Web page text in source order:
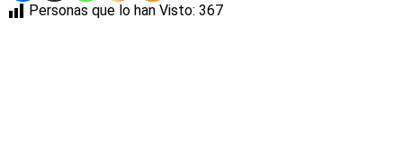
Personas que lo han Visto: 367